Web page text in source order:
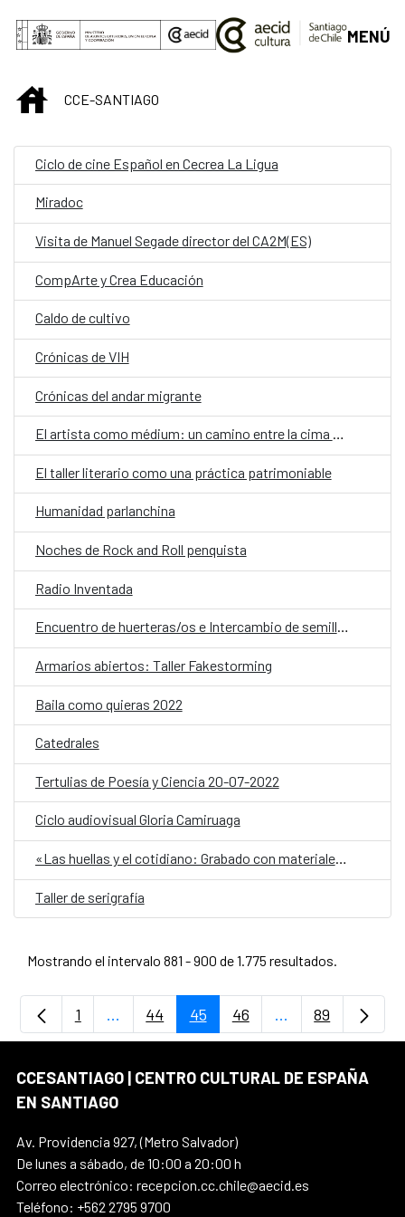
Saltar al contenido principal
MENÚ
INICIOCCE-SANTIAGO
Ciclo de cine Español en Cecrea La Ligua
Miradoc
Visita de Manuel Segade director del CA2M(ES)
CompArte y Crea Educación
Caldo de cultivo
Crónicas de VIH
Crónicas del andar migrante
El artista como médium: un camino entre la cima y el abismo
El taller literario como una práctica patrimoniable
Humanidad parlanchina
Noches de Rock and Roll penquista
Radio Inventada
Encuentro de huerteras/os e Intercambio de semillas
Armarios abiertos: Taller Fakestorming
Baila como quieras 2022
Catedrales
Tertulias de Poesía y Ciencia 20-07-2022
Ciclo audiovisual Gloria Camiruaga
«Las huellas y el cotidiano: Grabado con materiales reciclados»
Taller de serigrafía
Mostrando el intervalo 881 - 900 de 1.775 resultados.
Página
1 ...Páginas intermedias Use TAB para
Página
44 Página
45 Página
46 ...PáginasPágina
89
CCESANTIAGO | CENTRO CULTURAL DE ESPAÑA
EN SANTIAGO
Av. Providencia 927, (Metro Salvador)
De lunes a sábado, de 10:00 a 20:00 h
Correo electrónico: recepcion.cc.chile@aecid.es
Teléfono: +562 2795 9700